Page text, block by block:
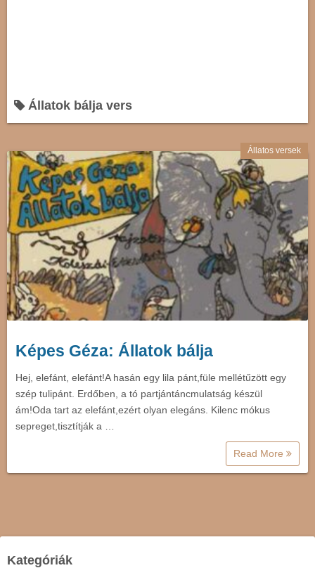
Állatok bálja vers
Állatos versek
Képes Géza: Állatok bálja
Hej, elefánt, elefánt!A hasán egy lila pánt,füle mellétűzött egy
szép tulipánt. Erdőben, a tó partjántáncmulatság készül
ám!Oda tart az elefánt,ezért olyan elegáns. Kilenc mókus
sepreget,tisztítják a …
Read More
Kategóriák